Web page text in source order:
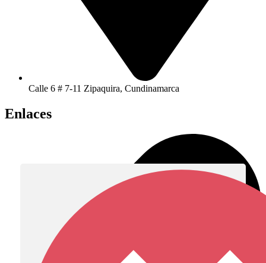
Calle 6 # 7-11 Zipaquira, Cundinamarca
Enlaces